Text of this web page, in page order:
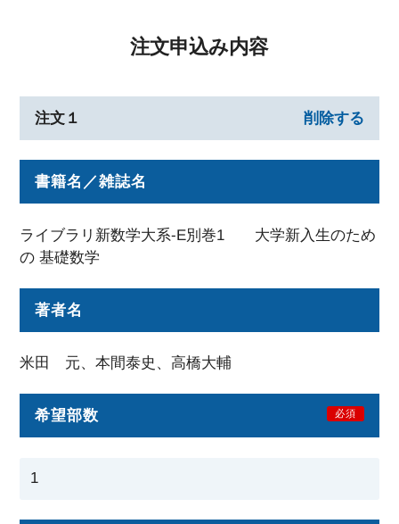
注文申込み内容
注文１ 削除する
書籍名／雑誌名
ライブラリ新数学大系-E別巻1 大学新入生のため
の 基礎数学
著者名
米田 元、本間泰史、高橋大輔
希望部数 必須